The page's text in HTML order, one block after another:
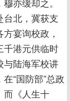
台北，冀获支
宴询校政，
千港元供临时
与陆海军校讲
“国防部”总政
而《人生十